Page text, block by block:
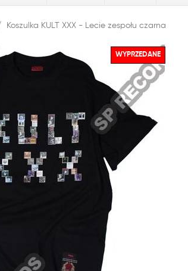
Koszulka KULT XXX - Lecie zespołu czarna
WYPRZEDANE